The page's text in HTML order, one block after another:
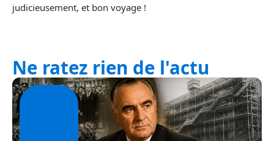
judicieusement, et bon voyage !
Ne ratez rien de l'actu